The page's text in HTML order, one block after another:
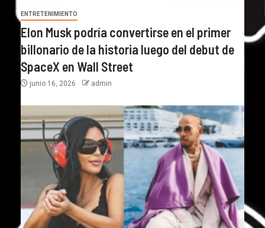
ENTRETENIMIENTO
Elon Musk podría convertirse en el primer
billonario de la historia luego del debut de
SpaceX en Wall Street
junio 16, 2026 admin